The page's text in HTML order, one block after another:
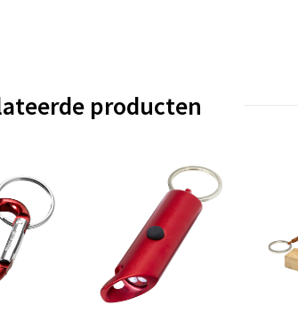
producten